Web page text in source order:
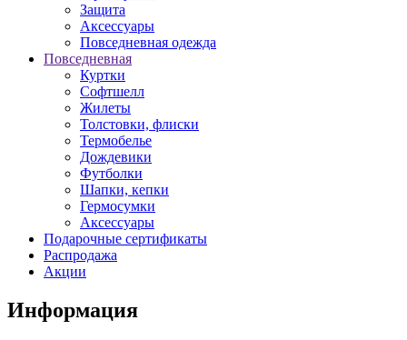
Защита
Аксессуары
Повседневная одежда
Повседневная
Куртки
Софтшелл
Жилеты
Толстовки, флиски
Термобелье
Дождевики
Футболки
Шапки, кепки
Гермосумки
Аксессуары
Подарочные сертификаты
Распродажа
Акции
Информация